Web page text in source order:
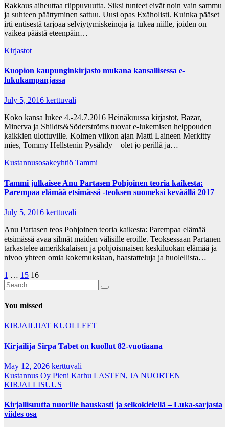
Rakkaus aiheuttaa riippuvuutta. Siksi tunteet eivät noin vain sammu
ja suhteen päättyminen sattuu. Uusi opas Exäholisti. Kuinka pääset
irti entisestä tarjoaa selviytymiskeinoja ja tukea niille, joiden on
vaikea päästä eteenpäin…
Kirjastot
Kuopion kaupunginkirjasto mukana kansallisessa e-
lukukampanjassa
July 5, 2016 kerttuvali
Koko kansa lukee 4.-24.7.2016 Heinäkuussa kirjastot, Bazar,
Minerva ja Shildts&Söderströms tuovat e-lukemisen helppouden
kaikkien ulottuville. Kolmen viikon ajan Matti Laineen Merkitty
mies, Tommy Hellstenin Pysähdy – olet jo perillä ja…
Kustannusosakeyhtiö Tammi
Tammi julkaisee Anu Partasen Pohjoinen teoria kaikesta:
Parempaa elämää etsimässä -teoksen suomeksi keväällä 2017
July 5, 2016 kerttuvali
Anu Partasen teos Pohjoinen teoria kaikesta: Parempaa elämää
etsimässä avaa silmät maiden välisille eroille. Teoksessaan Partanen
tarkastelee amerikkalaisen ja pohjoismaisen keskiluokan elämää ja
nivoo yhteen omia kokemuksiaan, haastatteluja ja huolellista…
Posts
pagination
1 … 15 16
You missed
KIRJAILIJAT KUOLLEET
Kirjailija Sirpa Tabet on kuollut 82-vuotiaana
May 12, 2026 kerttuvali
Kustannus Oy Pieni Karhu LASTEN, JA NUORTEN
KIRJALLISUUS
Kirjallisuutta nuorille hauskasti ja selkokielellä – Luka-sarjasta
viides osa